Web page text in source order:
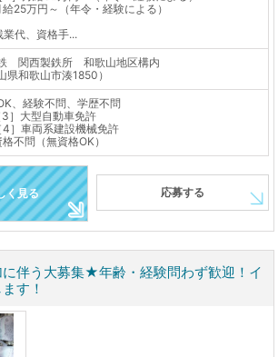
給25万円～（年令・経験による）
代、資格手...
関西製鉄所 和歌山地区構内
県和歌山市湊1850）
、経験不問、学歴不問
3］大型自動車免許
4］車両系建設機械免許
格不問（無資格OK）
く見る 応募する
に伴う大募集★年齢・経験問わず歓迎！イ
す！